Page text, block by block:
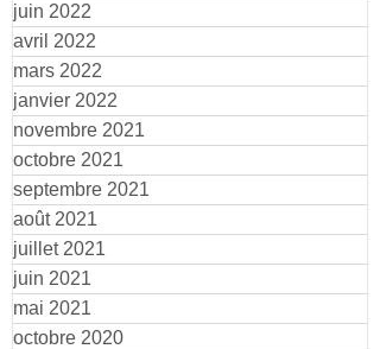
juin 2022
avril 2022
mars 2022
janvier 2022
novembre 2021
octobre 2021
septembre 2021
août 2021
juillet 2021
juin 2021
mai 2021
octobre 2020